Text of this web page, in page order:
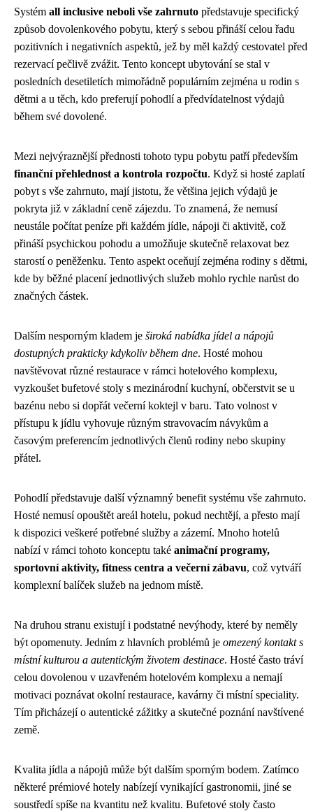
Systém all inclusive neboli vše zahrnuto představuje specifický
způsob dovolenkového pobytu, který s sebou přináší celou řadu
pozitivních i negativních aspektů, jež by měl každý cestovatel před
rezervací pečlivě zvážit. Tento koncept ubytování se stal v
posledních desetiletích mimořádně populárním zejména u rodin s
dětmi a u těch, kdo preferují pohodlí a předvídatelnost výdajů
během své dovolené.
Mezi nejvýraznější přednosti tohoto typu pobytu patří především
finanční přehlednost a kontrola rozpočtu. Když si hosté zaplatí
pobyt s vše zahrnuto, mají jistotu, že většina jejich výdajů je
pokryta již v základní ceně zájezdu. To znamená, že nemusí
neustále počítat peníze při každém jídle, nápoji či aktivitě, což
přináší psychickou pohodu a umožňuje skutečně relaxovat bez
starostí o peněženku. Tento aspekt oceňují zejména rodiny s dětmi,
kde by běžné placení jednotlivých služeb mohlo rychle narůst do
značných částek.
Dalším nesporným kladem je široká nabídka jídel a nápojů
dostupných prakticky kdykoliv během dne. Hosté mohou
navštěvovat různé restaurace v rámci hotelového komplexu,
vyzkoušet bufetové stoly s mezinárodní kuchyní, občerstvit se u
bazénu nebo si dopřát večerní koktejl v baru. Tato volnost v
přístupu k jídlu vyhovuje různým stravovacím návykům a
časovým preferencím jednotlivých členů rodiny nebo skupiny
přátel.
Pohodlí představuje další významný benefit systému vše zahrnuto.
Hosté nemusí opouštět areál hotelu, pokud nechtějí, a přesto mají
k dispozici veškeré potřebné služby a zázemí. Mnoho hotelů
nabízí v rámci tohoto konceptu také animační programy,
sportovní aktivity, fitness centra a večerní zábavu, což vytváří
komplexní balíček služeb na jednom místě.
Na druhou stranu existují i podstatné nevýhody, které by neměly
být opomenuty. Jedním z hlavních problémů je omezený kontakt s
místní kulturou a autentickým životem destinace. Hosté často tráví
celou dovolenou v uzavřeném hotelovém komplexu a nemají
motivaci poznávat okolní restaurace, kavárny či místní speciality.
Tím přicházejí o autentické zážitky a skutečné poznání navštívené
země.
Kvalita jídla a nápojů může být dalším sporným bodem. Zatímco
některé prémiové hotely nabízejí vynikající gastronomii, jiné se
soustředí spíše na kvantitu než kvalitu. Bufetové stoly často